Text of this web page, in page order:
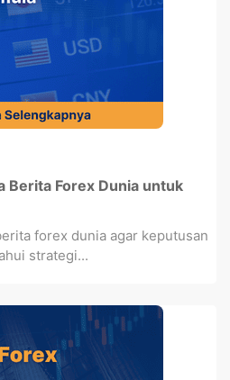
Berita Forex Dunia untuk
forex dunia agar keputusan
strategi...